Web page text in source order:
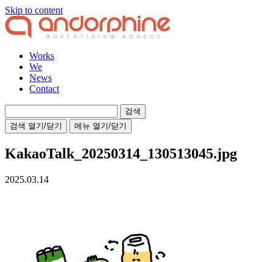
Skip to content
Works
We
News
Contact
색:검색 열기/닫기 메뉴 열기/닫기
KakaoTalk_20250314_130513045.jpg
2025.03.14